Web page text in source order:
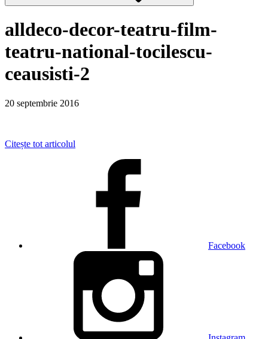
alldeco-decor-teatru-film-
teatru-national-tocilescu-
ceausisti-2
20 septembrie 2016
Citește tot articolul
Facebook